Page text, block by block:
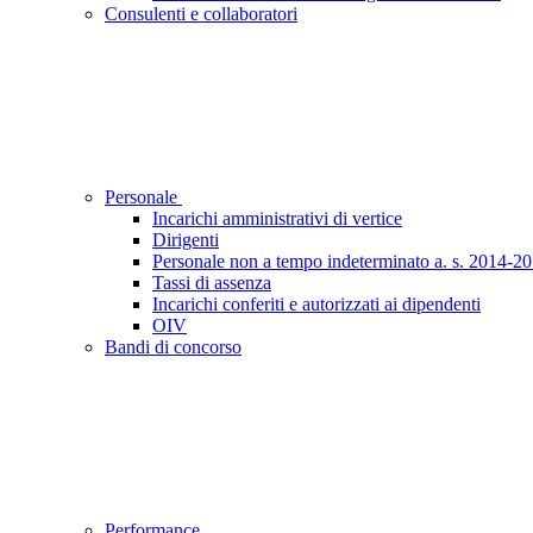
Consulenti e collaboratori
Personale
Incarichi amministrativi di vertice
Dirigenti
Personale non a tempo indeterminato a. s. 2014-
Tassi di assenza
Incarichi conferiti e autorizzati ai dipendenti
OIV
Bandi di concorso